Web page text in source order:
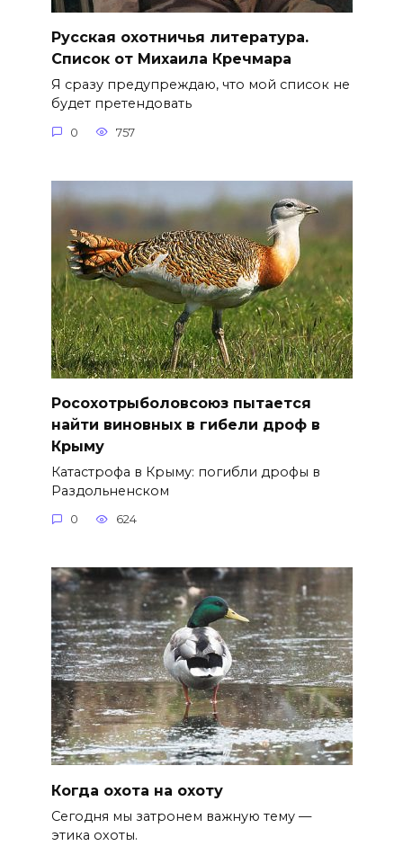
Русская охотничья литература.
Список от Михаила Кречмара
Я сразу предупреждаю, что мой список не
будет претендовать
0 757
Росохотрыболовсоюз пытается
найти виновных в гибели дроф в
Крыму
Катастрофа в Крыму: погибли дрофы в
Раздольненском
0 624
Когда охота на охоту
Сегодня мы затронем важную тему —
этика охоты.